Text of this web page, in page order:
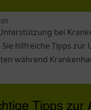
bei
Sie hilfreiche Tipps zur
während